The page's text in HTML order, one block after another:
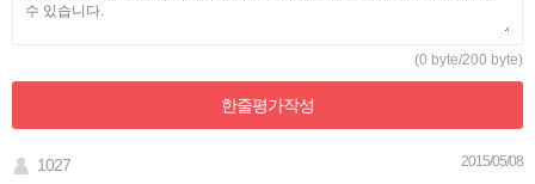
(0 byte/200 byte)
한줄평가작성
1027 2015/05/08